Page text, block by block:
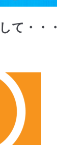
て・・・